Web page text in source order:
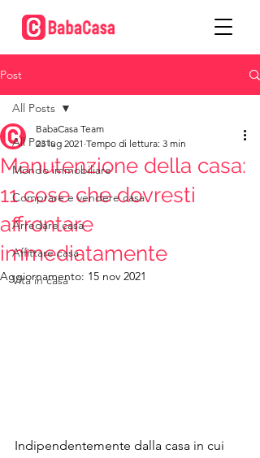
Post
All Posts
Mondo immobiliare
Comprare e vendere casa
Arredare casa
Affittare casa
Vita in casa
All Posts
Manutenzione della casa:
11 cose che dovresti
affrontare
immediatamente
BabaCasa Team
23 lug 2021 Tempo di lettura: 3 min
Aggiornamento: 15 nov 2021
Indipendentemente dalla casa in cui